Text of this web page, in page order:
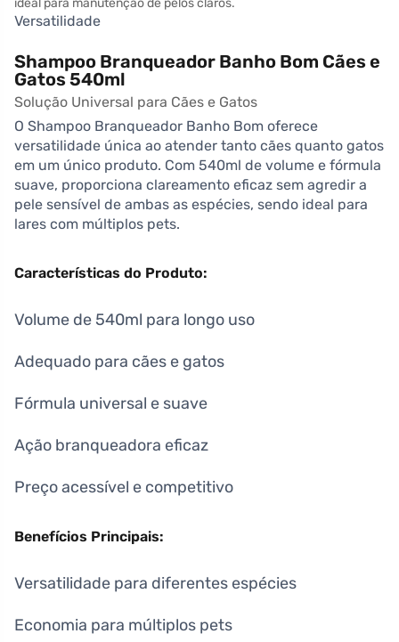
ideal para manutenção de pelos claros.
Versatilidade
Shampoo Branqueador Banho Bom Cães e
Gatos 540ml
Solução Universal para Cães e Gatos
O Shampoo Branqueador Banho Bom oferece
versatilidade única ao atender tanto cães quanto gatos
em um único produto. Com 540ml de volume e fórmula
suave, proporciona clareamento eficaz sem agredir a
pele sensível de ambas as espécies, sendo ideal para
lares com múltiplos pets.
Características do Produto:
Volume de 540ml para longo uso
Adequado para cães e gatos
Fórmula universal e suave
Ação branqueadora eficaz
Preço acessível e competitivo
Benefícios Principais:
Versatilidade para diferentes espécies
Economia para múltiplos pets